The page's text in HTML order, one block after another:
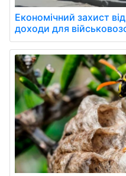
Економічний захист
доходи для